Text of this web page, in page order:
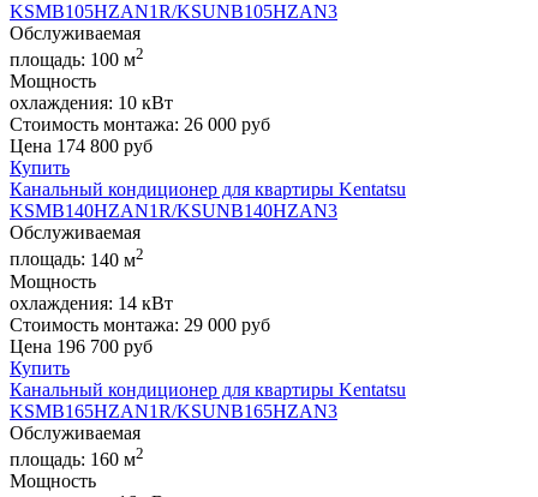
KSMB105HZAN1R/KSUNB105HZAN3
Обслуживаемая
площадь: 100 м2
Мощность
охлаждения: 10 кВт
Стоимость монтажа: 26 000 руб
Цена 174 800 руб
Купить
Канальный кондиционер для квартиры Kentatsu
KSMB140HZAN1R/KSUNB140HZAN3
Обслуживаемая
площадь: 140 м2
Мощность
охлаждения: 14 кВт
Стоимость монтажа: 29 000 руб
Цена 196 700 руб
Купить
Канальный кондиционер для квартиры Kentatsu
KSMB165HZAN1R/KSUNB165HZAN3
Обслуживаемая
площадь: 160 м2
Мощность